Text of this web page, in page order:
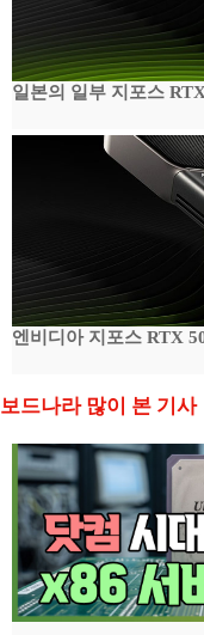
일본의 일부 지포스
엔비디아 지포스 RTX
보드나라 많이 본 기사